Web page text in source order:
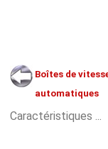
Boîtes de
automatiques
Caractéristiques ...